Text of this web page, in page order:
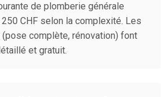
de plomberie générale
CHF selon la complexité. Les
complète, rénovation) font
et gratuit.